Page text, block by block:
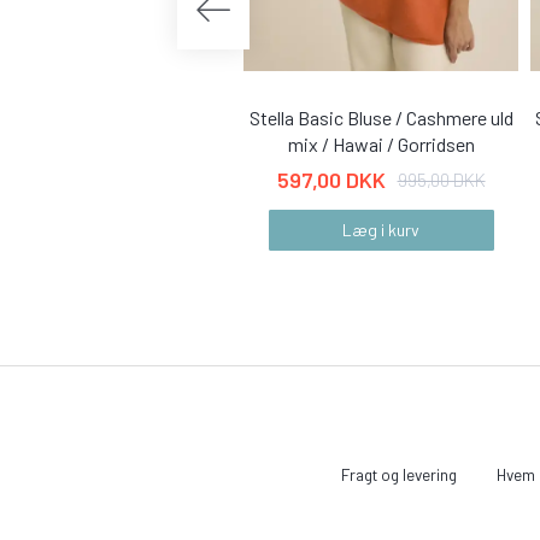
Stella Basic Bluse / Cashmere uld
mix / Hawai / Gorridsen
597,00 DKK 995,00 DKK
Læg i kurv
Fragt og levering Hvem